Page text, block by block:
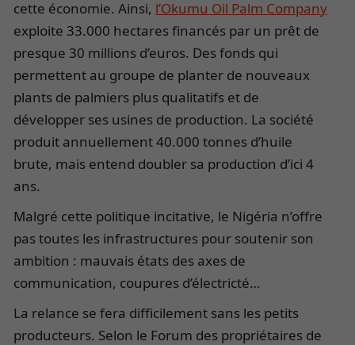
cette économie. Ainsi, l’Okumu Oil Palm Company
exploite 33.000 hectares financés par un prêt de
presque 30 millions d’euros. Des fonds qui
permettent au groupe de planter de nouveaux
plants de palmiers plus qualitatifs et de
développer ses usines de production. La société
produit annuellement 40.000 tonnes d’huile
brute, mais entend doubler sa production d’ici 4
ans.
Malgré cette politique incitative, le Nigéria n’offre
pas toutes les infrastructures pour soutenir son
ambition : mauvais états des axes de
communication, coupures d’électricté…
La relance se fera difficilement sans les petits
producteurs. Selon le Forum des propriétaires de